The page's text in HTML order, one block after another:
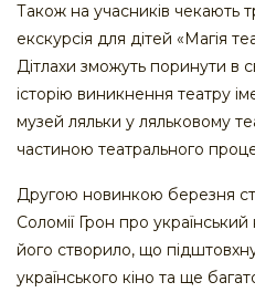
Також на учасників чекають
екскурсія для дітей «Магія
Дітлахи зможуть поринути в
історію виникнення театру
музей ляльки у ляльковому
частиною театрального
Другою новинкою березня
Соломії Грон про
його створило, що
українського кіно та ще